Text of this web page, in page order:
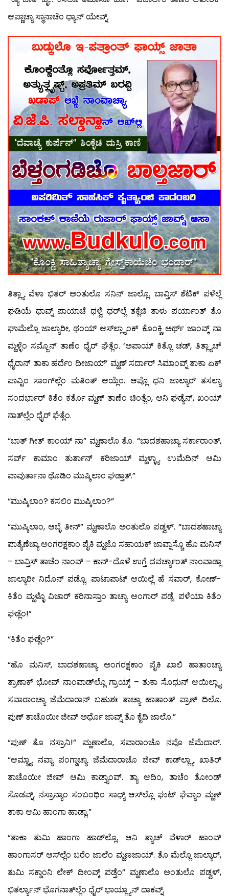
ಆಪ್ಣಾಚ್ಯಾ ಸ್ಥಾನಾಚೆಂ ಧ್ಯಾನ್ ಯೇವ್ನ್.
ತಿತ್ಲ್ಯಾ ವೆಳಾ ಭಿತರ್ ಅಂತುಲೊ ಸನಿನ್ ಜಾಲ್ಲೊ. ಬಾವ್ತಿಸ್ ಶೆಟಿಕ್ ಪಳೆಲ್ಲೆ
ಘಡಿಯೆ ಥಾವ್ನ್ ಪಾಯಾಚೆ ಥಳ್ವೆ ಧರ್‌ಲ್ಲೆ ತಕ್ಲೆಚಿ ತಾಳು ಪರ್ಯಾಂತ್ ತೊ
ಘಾಮೆಲ್ಲೊ ಜಾಲ್ಯಾರೀ, ಥಂಯ್ ಆಸ್‍ಲ್ಲ್ಯಾಂಕ್ ಕೊಂಕ್ಣಿ ಅರ್ಥ್ ಜಾಂವ್ಕ್ ನಾ
ಮ್ಹಳ್ಳೆಂ ಸಮ್ಜೊನ್ ತಾಣೆಂ ಧೈರ್ ಘೆತ್ಲೆಂ. ‘ಅಪಾಯ್ ಕಿತ್ಲೊ ಚಡ್, ತಿತ್ಲ್ಯಾಚ್
ಧೈರಾನ್ ತಾಕಾ ಹರ್ದೆಂ ದೀಜಾಯ್’ ಮ್ಹಣ್ ಸರ್ದಾರ್ ಸಿಮಾಂವ್ನ್ ತಾಕಾ ಏಕ್
ಪಾವ್ಟಿಂ ಸಾಂಗ್‍ಲ್ಲೆಂ ಮತಿಂತ್ ಆಯ್ಲೆಂ. ಆಪ್ಲೊ ಧನಿ ಜಾಲ್ಯಾರ್ ತಸಲ್ಯಾ
ಸಂದರ್ಭಾರ್ ಕಿತೆಂ ಕರ್ತೊ ಮ್ಹಣ್ ತಾಣೆಂ ಚಿಂತ್ಲೆಂ, ಆನಿ ಘಡ್ಯೆನ್, ಖಂಯ್
ನಾತ್‍ಲ್ಲೆಂ ಧೈರ್ ಘೆತ್ಲೆಂ.
“ಬಾತ್ ಗೀತ್ ಕಾಂಯ್ ನಾ” ಮ್ಹಣಾಲೊ ತೊ. “ಬಾದಶಹಾಚ್ಯಾ ಸರ್ಕಾರಾಂತ್,
ಸರ್ವ್ ಕಾಮಾಂ ತುರ್ತಾನ್ ಕರಿಜಾಯ್ ಮ್ಹಳ್ಳ್ಯಾ ಉಮೆದಿನ್ ಆಮಿ
ವಾವುರ್ತಾನಾ ಥೊಡಿಂ ಮುಷ್ಕಿಲಾಂ ಘಡ್ತಾತ್.”
“ಮುಷ್ಕಿಲಾಂ? ಕಸಲಿಂ ಮುಷ್ಕಿಲಾಂ?”
“ಮುಷ್ಕಿಲಾಂ, ಆಬ್ಳೆ ತೀನ್” ಮ್ಹಣಾಲೊ ಅಂತುಲೊ ಪಡ್ವಳ್. “ಬಾದಶಹಾಚ್ಯಾ
ಪಾತ್ಯೆಣೆಚ್ಯಾ ಅಂಗರಕ್ಷಕಾಂ ಪೈಕಿ ಮ್ಹಜೊ ಸಹಾಯಕ್ ಜಾವ್ನಾಸ್ಚೊ ಹೊ ಮನಿಸ್
– ಬಾವ್ತಿಸ್ ತಾಚೆಂ ನಾಂವ್ – ಕಾನ್-ದೊಳೆ ಉಗ್ತೆ ದವರ್ಚ್ಯಾಂತ್ ನಾಂವಾಡ್ಲಾ
ಜಾಲ್ಯಾರೀ ನಿದೊನ್ ಪಡ್ಲೊ. ಪಾಟಾಪಾಟ್ ಆಯಿಲ್ಲೆ ಹೆ ಸವಾರ್, ಕೋಣ್-
ಕಿತೆಂ ಮ್ಹಳ್ಳೊ ವಿಚಾರ್ ಕರಿನಾಸ್ತಾಂ ತಾಚ್ಯಾ ಆಂಗಾರ್ ಪಡ್ಲೆ. ಪಳೆಯಾ ಕಿತೆಂ
ಘಡ್ಲೆಂ!”
“ಕಿತೆಂ ಘಡ್ಲೆಂ?”
“ಹೊ ಮನಿಸ್, ಬಾದಶಹಾಚ್ಯಾ ಅಂಗರಕ್ಷಕಾಂ ಪೈಕಿ ಖಾಲಿ ಹಾತಾಂಚ್ಯಾ
ತ್ರಾಣಾಕ್ ಭೋವ್ ನಾಂವಾಡ್‍ಲ್ಲೊ ಗ್ರಾಯ್ಕ್ – ತುಕಾ ಸೊಧುನ್ ಆಯಿಲ್ಲ್ಯಾ
ಸವಾರಾಂಚ್ಯಾ ಜೆಮೆದಾರಾನ್ ಬಹುಶಃ ತಾಚ್ಯಾ ಹಾತಾಂತ್ ಪ್ರಾಣ್ ದಿಲೊ.
ಪುಣ್ ತಾಚೊಯೀ ಜೀವ್ ಅರ್ಧೊ ಜಾವ್ನ್ ತೊ ಕೈದಿ ಜಾಲೊ.”
“ಪುಣ್ ತೊ ನಸ್ರಾನಿ!” ಮ್ಹಣಾಲೊ, ಸವಾರಾಂಚೊ ನವೊ ಜೆಮೆದಾರ್.
“ಆಮ್ಚ್ಯಾ ನವ್ಯಾ ಪಂಗ್ಡಾಚ್ಯಾ ಜೆಮೆದಾರಾಚೊ ಜೀವ್ ಕಾಡ್‍ಲ್ಲ್ಯಾ ಖಾತಿರ್
ತಾಚೊಯೀ ಜೀವ್ ಆಮಿ ಕಾಡ್ತ್ಯಾಂವ್. ತ್ಯಾ ಆದಿಂ, ತಾಚೆಂ ತೋಂಡ್
ಸೊಡವ್ನ್, ನಸ್ರಾನ್ಯಾಂ ಸಂಬಂಧಿಂ ಸಾಧ್ಯ್ ಆಸ್‍ಲ್ಲೊ ಘುಟ್ ಘೆವ್ಯಾಂ ಮ್ಹಣ್
ತಾಕಾ ಆಮಿ ಹಾಂಗಾ ಹಾಡ್ಲಾ.”
“ತಾಕಾ ತುಮಿ ಹಾಂಗಾ ಹಾಡ್‍ಲ್ಲೊ, ಆನಿ ತ್ಯಾಚ್ ವೆಳಾರ್ ಹಾಂವ್
ಹಾಂಗಾಸರ್ ಆಸ್‍ಲ್ಲೆಂ ಬರೆಂ ಜಾಲೆಂ ಮ್ಹಣಜಾಯ್. ತೊ ಮೆಲ್ಲೊ ಜಾಲ್ಯಾರ್,
ತುಮಿ ಸಕ್ಡಾಂನಿ ಲೇಕ್ ದೀಂವ್ಕ್ ಪಡ್ತೆಂ” ಮ್ಹಣಾಲೊ ಅಂತುಲೊ ಪಡ್ವಳ್,
ಭಿತರ್ಲ್ಯಾನ್ ಭೊಗನಾತ್‍ಲ್ಲೆಂ ಧೈರ್ ಭಾಯ್ಲ್ಯಾನ್ ದಾಕವ್ನ್.